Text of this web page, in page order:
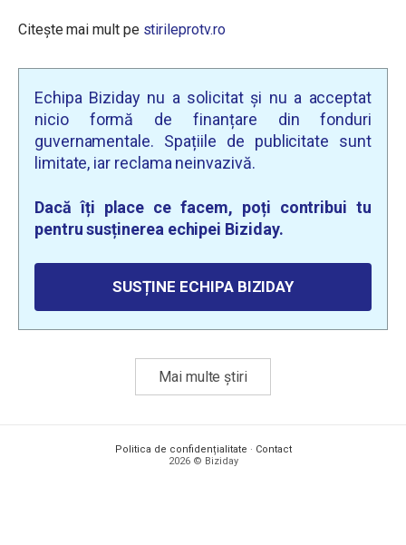
Citește mai mult pe stirileprotv.ro
Echipa Biziday nu a solicitat și nu a acceptat
nicio formă de finanțare din fonduri
guvernamentale. Spațiile de publicitate sunt
limitate, iar reclama neinvazivă.
Dacă îți place ce facem, poți contribui tu
pentru susținerea echipei Biziday.
SUSȚINE ECHIPA BIZIDAY
Mai multe știri
Politica de confidențialitate · Contact
2026 © Biziday